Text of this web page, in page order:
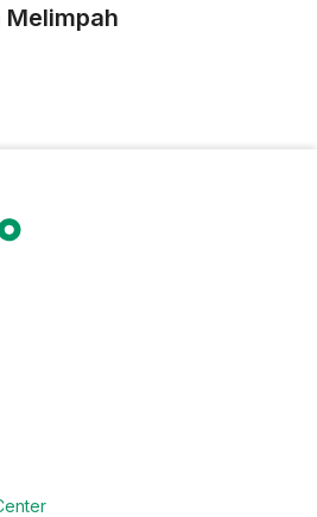
Melimpah